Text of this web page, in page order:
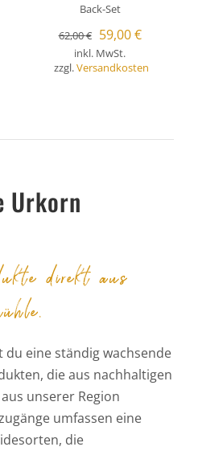
Back-Set
62,00€ Ursprünglicher
Preis
war:
59,00€Aktueller
ist:
inkl. MwSt.
zzgl.Versandkosten
Urkorn
direkt aus
eine ständig wachsende
die aus nachhaltigen
unserer Region
umfassen eine
die